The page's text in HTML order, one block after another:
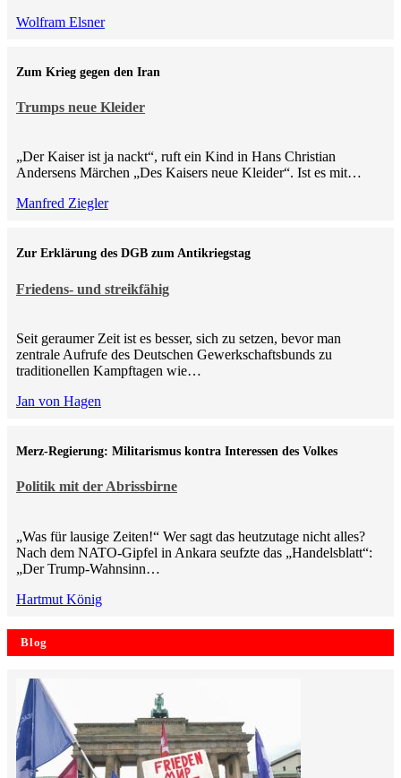
Wolfram Elsner
Trumps neue Kleider
Zum Krieg gegen den Iran
„Der Kaiser ist ja nackt“, ruft ein Kind in Hans Christian
Andersens Märchen „Des Kaisers neue Kleider“. Ist es mit…
Manfred Ziegler
Friedens- und streikfähig
Zur Erklärung des DGB zum Antikriegstag
Seit geraumer Zeit ist es besser, sich zu setzen, bevor man
zentrale Aufrufe des Deutschen Gewerkschaftsbunds zu
traditionellen Kampftagen wie…
Jan von Hagen
Politik mit der Abrissbirne
Merz-Regierung: Militarismus kontra Inte­ressen des Volkes
„Was für lausige Zeiten!“ Wer sagt das heutzutage nicht alles?
Nach dem NATO-Gipfel in Ankara seufzte das „Handelsblatt“:
„Der Trump-Wahnsinn…
Hartmut König
Blog